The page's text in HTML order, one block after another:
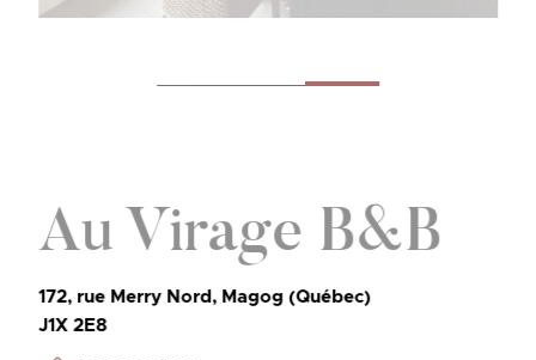
Au Virage B&B
172, rue Merry Nord, Magog (Québec)
J1X 2E8